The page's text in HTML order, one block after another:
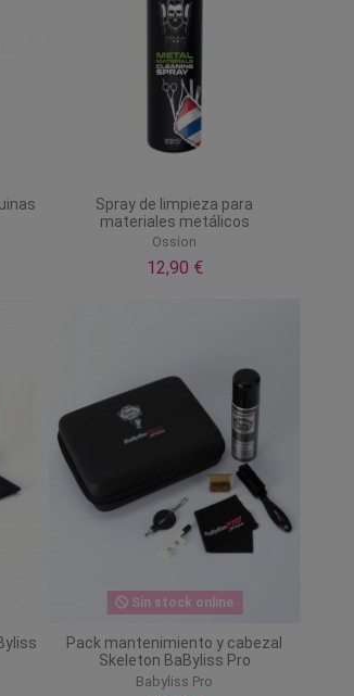
Spray de limpieza para
materiales metálicos
Ossion
12,90 €
Sin stock online
Pack mantenimiento y cabezal
Skeleton BaByliss Pro
Babyliss Pro